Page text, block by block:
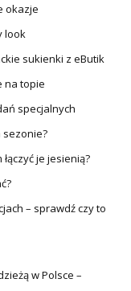
okazje
look
sukienki z eButik
na topie
specjalnych
sezonie?
je jesienią?
– sprawdź czy to
w Polsce –